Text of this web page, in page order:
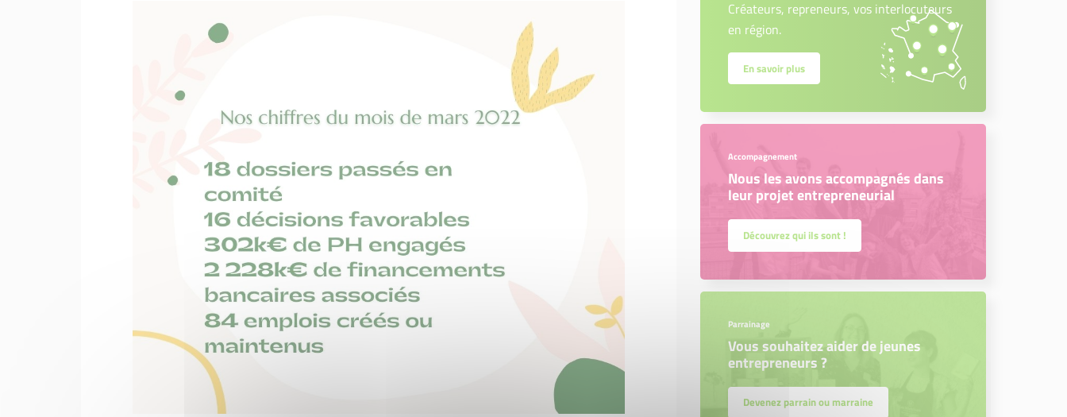
Créateurs, repreneurs, vos interlocuteurs
en région.
En savoir plus
Accompagnement
Nous les avons accompagnés dans
leur projet entrepreneurial
Découvrez qui ils sont !
Parrainage
Vous souhaitez aider de jeunes
entrepreneurs ?
Devenez parrain ou marraine